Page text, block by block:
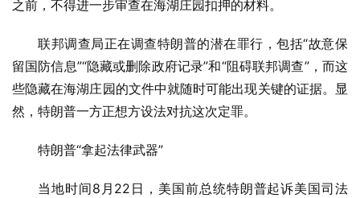
之前，不得进一步审查在海湖庄园扣押的材料。
联邦调查局正在调查特朗普的潜在罪行，包括“故意保
留国防信息”“隐藏或删除政府记录”和“阻碍联邦调查”，而这
些隐藏在海湖庄园的文件中就随时可能出现关键的证据。显
然，特朗普一方正想方设法对抗这次定罪。
特朗普“拿起法律武器”
当地时间8月22日，美国前总统特朗普起诉美国司法